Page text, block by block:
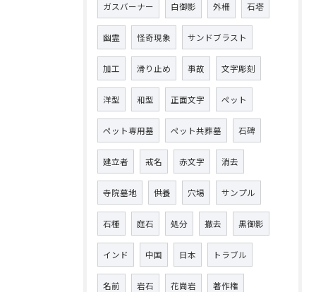
ガスバーナー 白御影 外柵 石塔
幽霊 怪奇現象 サンドブラスト
加工 滑り止め 事故 文字彫刻
洋型 和型 正面文字 ペット
ペット専用墓 ペット共葬墓 石碑
建立者 戒名 赤文字 消去
寺院墓地 供養 穴場 サンプル
石種 庭石 処分 撤去 黒御影
インド 中国 日本 トラブル
名前 岩石 花崗岩 著作権